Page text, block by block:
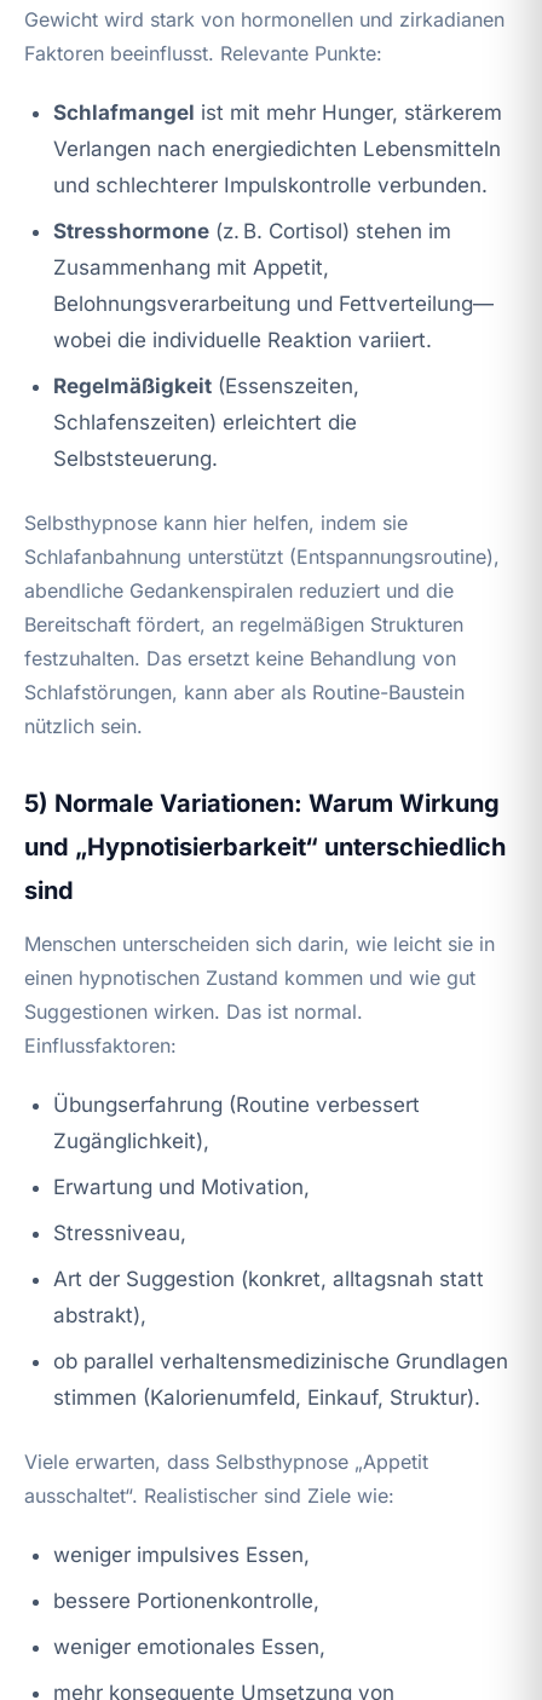
Gewicht wird stark von hormonellen und zirkadianen
Faktoren beeinflusst. Relevante Punkte:
Schlafmangel ist mit mehr Hunger, stärkerem
Verlangen nach energiedichten Lebensmitteln
und schlechterer Impulskontrolle verbunden.
Stresshormone (z. B. Cortisol) stehen im
Zusammenhang mit Appetit,
Belohnungsverarbeitung und Fettverteilung—
wobei die individuelle Reaktion variiert.
Regelmäßigkeit (Essenszeiten,
Schlafenszeiten) erleichtert die
Selbststeuerung.
Selbsthypnose kann hier helfen, indem sie
Schlafanbahnung unterstützt (Entspannungsroutine),
abendliche Gedankenspiralen reduziert und die
Bereitschaft fördert, an regelmäßigen Strukturen
festzuhalten. Das ersetzt keine Behandlung von
Schlafstörungen, kann aber als Routine-Baustein
nützlich sein.
5) Normale Variationen: Warum Wirkung
und „Hypnotisierbarkeit“ unterschiedlich
sind
Menschen unterscheiden sich darin, wie leicht sie in
einen hypnotischen Zustand kommen und wie gut
Suggestionen wirken. Das ist normal.
Einflussfaktoren:
Übungserfahrung (Routine verbessert
Zugänglichkeit),
Erwartung und Motivation,
Stressniveau,
Art der Suggestion (konkret, alltagsnah statt
abstrakt),
ob parallel verhaltensmedizinische Grundlagen
stimmen (Kalorienumfeld, Einkauf, Struktur).
Viele erwarten, dass Selbsthypnose „Appetit
ausschaltet“. Realistischer sind Ziele wie:
weniger impulsives Essen,
bessere Portionenkontrolle,
weniger emotionales Essen,
mehr konsequente Umsetzung von